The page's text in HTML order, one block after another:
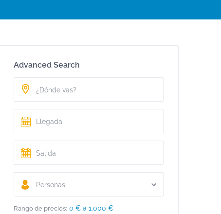
Advanced Search
Personas
Rango de precios: 0 € a 1.000 €